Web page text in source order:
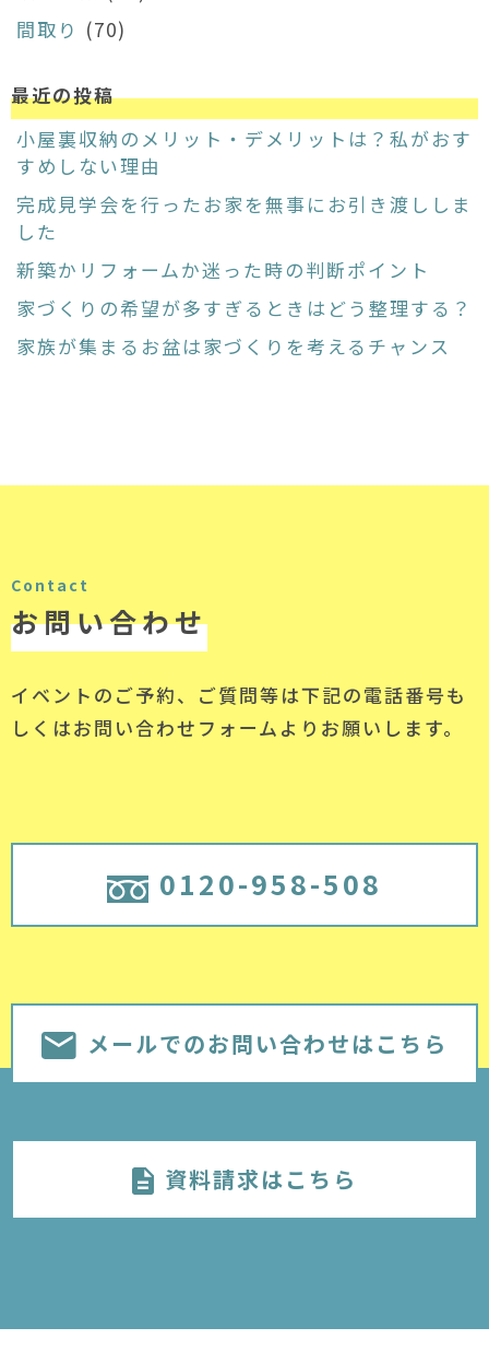
間取り (70)
最近の投稿
小屋裏収納のメリット・デメリットは？私がおす
すめしない理由
完成見学会を行ったお家を無事にお引き渡ししま
した
新築かリフォームか迷った時の判断ポイント
家づくりの希望が多すぎるときはどう整理する？
家族が集まるお盆は家づくりを考えるチャンス
Contact
お問い合わせ
イベントのご予約、ご質問等は下記の電話番号も
しくはお問い合わせフォームよりお願いします。
0120-958-508
メールでのお問い合わせはこちら
資料請求はこちら